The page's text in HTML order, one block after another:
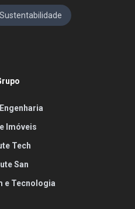
Sustentabilidade
Imóveis
Tech
San
e Tecnologia